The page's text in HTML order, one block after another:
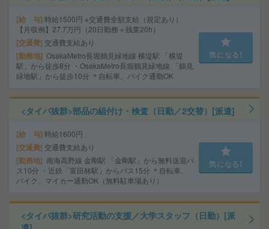
給 与 時給1500円 ※交通費全額支給（規定あり）
【月収例】27.7万円（20日勤務＋残業20h）
交通費 交通費支給あり
勤務地 OsakaMetro長堀鶴見緑地線 横堤駅 「横堤
駅」から徒歩8分 ・OsakaMetro長堀鶴見緑地線 「鶴見
緑地駅」から徒歩10分 ＊自転車、バイク通勤OK
気になる!
<タイパ抜群>部品の組付け・検査（日勤／2交替）[派遣]
給 与 時給1600円
交通費 交通費支給あり
勤務地
南海高野線 金剛駅 「金剛駅」から無料送迎バ
ス10分 ・近鉄「富田林駅」からバス15分 ＊自転車、
バイク、マイカー通勤OK（無料駐車場あり）
気になる!
<タイパ抜群>研究活動の支援／大学スタッフ（日勤）[派